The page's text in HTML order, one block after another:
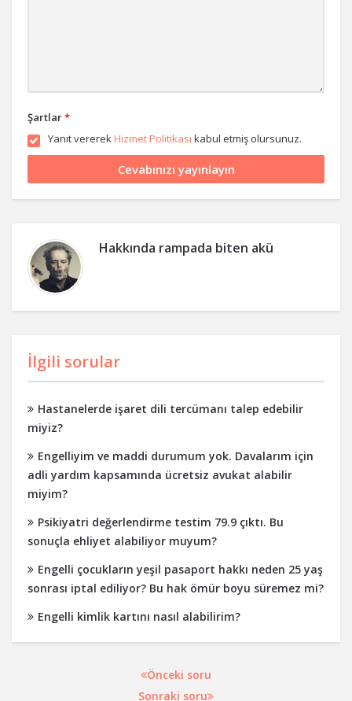
Şartlar*
Yanıt vererek Hizmet Politikası kabul etmiş olursunuz.
Hakkında rampada biten akü
İlgili sorular
Hastanelerde işaret dili tercümanı talep edebilir
miyiz?
Engelliyim ve maddi durumum yok. Davalarım için
adli yardım kapsamında ücretsiz avukat alabilir
miyim?
Psikiyatri değerlendirme testim 79.9 çıktı. Bu
sonuçla ehliyet alabiliyor muyum?
Engelli çocukların yeşil pasaport hakkı neden 25 yaş
sonrası iptal ediliyor? Bu hak ömür boyu süremez mi?
Engelli kimlik kartını nasıl alabilirim?
Önceki soru
Sonraki soru